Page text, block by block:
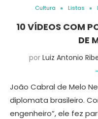
Cultura Listas
10 VÍDEOS COM
DE
por Luiz Antonio
João Cabral de Melo
diplomata brasileiro.
engenheiro”, ele fez